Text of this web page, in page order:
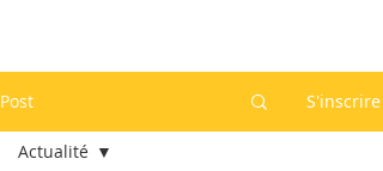
Post S'inscrire
Actualité